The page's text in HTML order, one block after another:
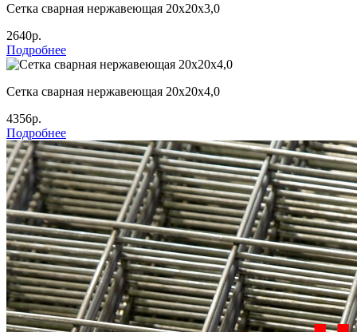
Сетка сварная нержавеющая 20х20х3,0
2640р.
Подробнее
Сетка сварная нержавеющая 20х20х4,0
4356р.
Подробнее